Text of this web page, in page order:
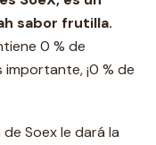
sabor frutilla.
0 % de
¡0 % de
Soex le dará la